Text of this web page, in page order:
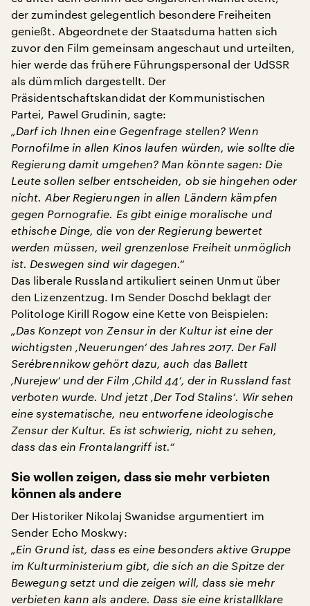
der zumindest gelegentlich besondere Freiheiten
genießt. Abgeordnete der Staatsduma hatten sich
zuvor den Film gemeinsam angeschaut und urteilten,
hier werde das frühere Führungspersonal der UdSSR
als dümmlich dargestellt. Der
Präsidentschaftskandidat der Kommunistischen
Partei, Pawel Grudinin, sagte:
„Darf ich Ihnen eine Gegenfrage stellen? Wenn
Pornofilme in allen Kinos laufen würden, wie sollte die
Regierung damit umgehen? Man könnte sagen: Die
Leute sollen selber entscheiden, ob sie hingehen oder
nicht. Aber Regierungen in allen Ländern kämpfen
gegen Pornografie. Es gibt einige moralische und
ethische Dinge, die von der Regierung bewertet
werden müssen, weil grenzenlose Freiheit unmöglich
ist. Deswegen sind wir dagegen.“
Das liberale Russland artikuliert seinen Unmut über
den Lizenzentzug. Im Sender Doschd beklagt der
Politologe Kirill Rogow eine Kette von Beispielen:
„Das Konzept von Zensur in der Kultur ist eine der
wichtigsten ‚Neuerungen‘ des Jahres 2017. Der Fall
Serébrennikow gehört dazu, auch das Ballett
‚Nurejew‘ und der Film ‚Child 44‘, der in Russland fast
verboten wurde. Und jetzt ‚Der Tod Stalins‘. Wir sehen
eine systematische, neu entworfene ideologische
Zensur der Kultur. Es ist schwierig, nicht zu sehen,
dass das ein Frontalangriff ist.“
Sie wollen zeigen, dass sie mehr verbieten
können als andere
Der Historiker Nikolaj Swanidse argumentiert im
Sender Echo Moskwy:
„Ein Grund ist, dass es eine besonders aktive Gruppe
im Kulturministerium gibt, die sich an die Spitze der
Bewegung setzt und die zeigen will, dass sie mehr
verbieten kann als andere. Dass sie eine kristallklare